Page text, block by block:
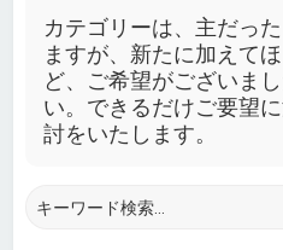
カテゴリーは、主だっ
ますが、新たに加えて
ど、ご希望がございま
い。できるだけご要望
討をいたします。